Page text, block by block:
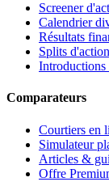
Screener
Calendrier
Résultats
Splits
Introductions
Comparateurs
Courtiers en
Simulateur
Articles &
Offre